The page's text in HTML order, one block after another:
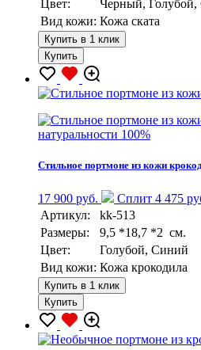
Цвет:
Черный,
Вид кожи: Кожа ската
Купить в 1 клик
Купить
натуральности 100%
Стильное портмоне из кожи
17 900 руб.
Сплит 4 475
Артикул:
kk-513
Размеры:
9,5 *18,7 *2 см.
Цвет:
Голубой, Синий
Вид кожи: Кожа крокодила
Купить в 1 клик
Купить